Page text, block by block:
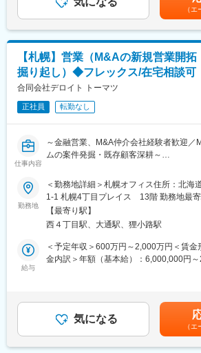
・顧客への伴走や本質的な課題解決を重
ありません。
・弊社内のコンサルティング事業部、人
と連携した支援により、クライアントの
できます。
・ノンネーム提案
・秘密保持契約締結
・概要書提案
・アドバイザリー契約締結
・IP提供
【エグゼキューション（調整・交渉）】
・トップ面談／企業訪問
・条件交渉
・基本合意契約締結
・デューデリジェンス対応
・最終契約締結
・デリバリー／成約式／ディスクローズ
※オリジネーション業務は譲渡／譲受サ
エグゼキューション業務に進むと社内で
■研修制度：
■過去入社された方：
金融業界／メーカー／商社／広告代理店
入社されています。
考慮の上、給与体系・支給額を決定致し
■賞与：年2回+金額上限無しインセンテ
ンサル・2年目以上 平均給与1647万円
1857万円賃金はあくまでも目安の金額で
する可能性があります。月給(月額)は固定
（
【札幌】営業（M&Aの新規営業開
掘り起し）◆フレックス/在宅相談可
合同会社デロイト トーマツ
正社員 転勤なし
仕事内容
～金融営業、M&A仲介会社経験者歓迎／
ムの案件発掘・既存顧客深耕～
■業務概要
１、案件発掘・新規開拓および既存顧客
既存ユーザー（プラットフォーム利用者
ど）とのリレーションを深め、M&A案件
サルメニューの提案を行います。
新規開拓としては、以下のターゲットに
チとソリューション提案を実行します。
・金融機関（地銀含む）：M&A案件の
・M&A仲介会社：プラットフォームを
勤務地
＜勤務地詳細＞札幌オフィス住所：北海
1-1 札幌4丁目プレイス 13階 勤務地最寄駅：札幌市営地下鉄各
線／大通駅受動喫煙対策：屋内全面禁煙
る事業所（リモートワーク含む）
【最寄り駅】
西４丁目駅、大通駅、狸小路駅
給与
＜予定年収＞600万円～2,000万円＜賃
金内訳＞年額（基本給）：6,000,000円
業手当＞有＜給与補足＞※処遇について
で異なります。賃金はあくまでも目安の
て上下する可能性があります。月給(月
です。
気になる
（